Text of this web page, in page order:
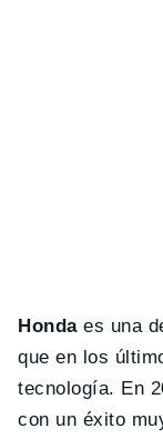
Hondaes una
que en los
tecnología. En
con un éxito